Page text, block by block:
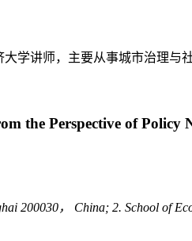
学讲师，主要从事城市治理与
the Perspective of
200030， China; 2. School of